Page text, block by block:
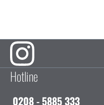
Hotline
0208 - 5885 333